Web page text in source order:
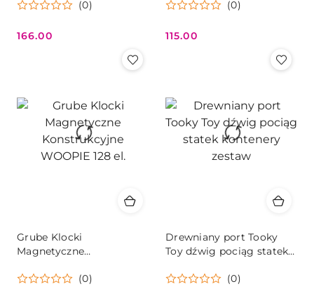
(0)
Cena:
166.00
(0)
Cena:
115.00
Grube Klocki
Magnetyczne
128 el.
(0)
Drewniany port Tooky
Toy dźwig pociąg statek
(0)